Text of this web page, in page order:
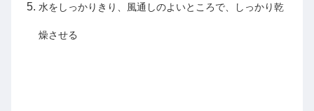
水をしっかりきり、風通しのよいところで、しっかり乾
燥させる